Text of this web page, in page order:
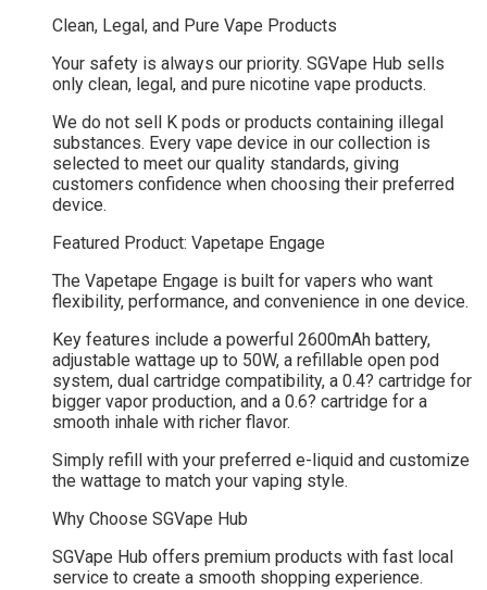
Clean, Legal, and Pure Vape Products
Your safety is always our priority. SGVape Hub sells
only clean, legal, and pure nicotine vape products.
We do not sell K pods or products containing illegal
substances. Every vape device in our collection is
selected to meet our quality standards, giving
customers confidence when choosing their preferred
device.
Featured Product: Vapetape Engage
The Vapetape Engage is built for vapers who want
flexibility, performance, and convenience in one device.
Key features include a powerful 2600mAh battery,
adjustable wattage up to 50W, a refillable open pod
system, dual cartridge compatibility, a 0.4? cartridge for
bigger vapor production, and a 0.6? cartridge for a
smooth inhale with richer flavor.
Simply refill with your preferred e-liquid and customize
the wattage to match your vaping style.
Why Choose SGVape Hub
SGVape Hub offers premium products with fast local
service to create a smooth shopping experience.